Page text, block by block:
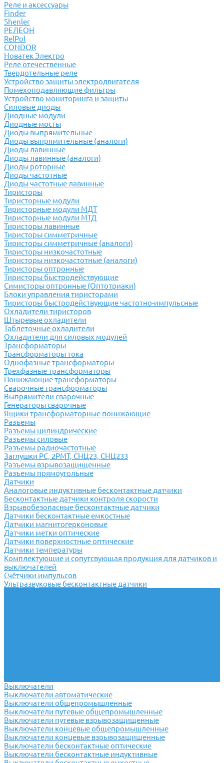
Реле и аксессуары
Finder
Shenler
РЕЛЕОН
RelPol
CONDOR
Новатек Электро
Реле отечественные
Твердотельные реле
Устройство защиты электродвигателя
Помехоподавляющие фильтры
Устройство мониторинга и защиты
Силовые диоды
Диодные модули
Диодные мосты
Диоды выпрямительные
Диоды выпрямительные (аналоги)
Диоды лавинные
Диоды лавинные (аналоги)
Диоды роторные
Диоды частотные
Диоды частотные лавинные
Тиристоры
Тиристорные модули
Тиристорные модули МДТ
Тиристорные модули МТД
Тиристоры лавинные
Тиристоры симметричные
Тиристоры симметричные (аналоги)
Тиристоры низкочастотные
Тиристоры низкочастотные (аналоги)
Тиристоры оптронные
Тиристоры быстродействующие
Симисторы оптронные (Оптотриаки)
Блоки управления тиристорами
Тиристоры быстродействующие частотно-импульсные
Охладители тиристоров
Штыревые охладители
Таблеточные охладители
Охладители для силовых модулей
Трансформаторы
Трансформаторы тока
Однофазные трансформаторы
Трехфазные трансформаторы
Понижающие трансформаторы
Сварочные трансформаторы
Выпрямители сварочные
Генераторы сварочные
Ящики трансформаторные понижающие
Разъемы
Разъемы цилиндрические
Разъемы силовые
Разъемы радиочастотные
Заглушки РС, 2РМТ, СНЦ23, СНЦ233
Разъемы взрывозащищенные
Разъемы прямоугольные
Датчики
Аналоговые индуктивные бесконтактные датчики
Бесконтактные датчики контроля скорости
Взрывобезопасные бесконтактные датчики
Датчики бесконтактные емкостные
Датчики магнитогерконовые
Датчики метки оптические
Датчики поверхностные оптические
Датчики температуры
Комплектующие и сопутсвующая продукция для датчиков и
выключателей
Счётчики импульсов
Ультразвуковые бесконтактные датчики
Выключатели
Выключатели автоматические
Выключатели общепромышленные
Выключатели путевые общепромышленные
Выключатели путевые взрывозащищенные
Выключатели концевые общепромышленные
Выключатели концевые взрывозащищенные
Выключатели бесконтактные оптические
Выключатели бесконтактные индуктивные